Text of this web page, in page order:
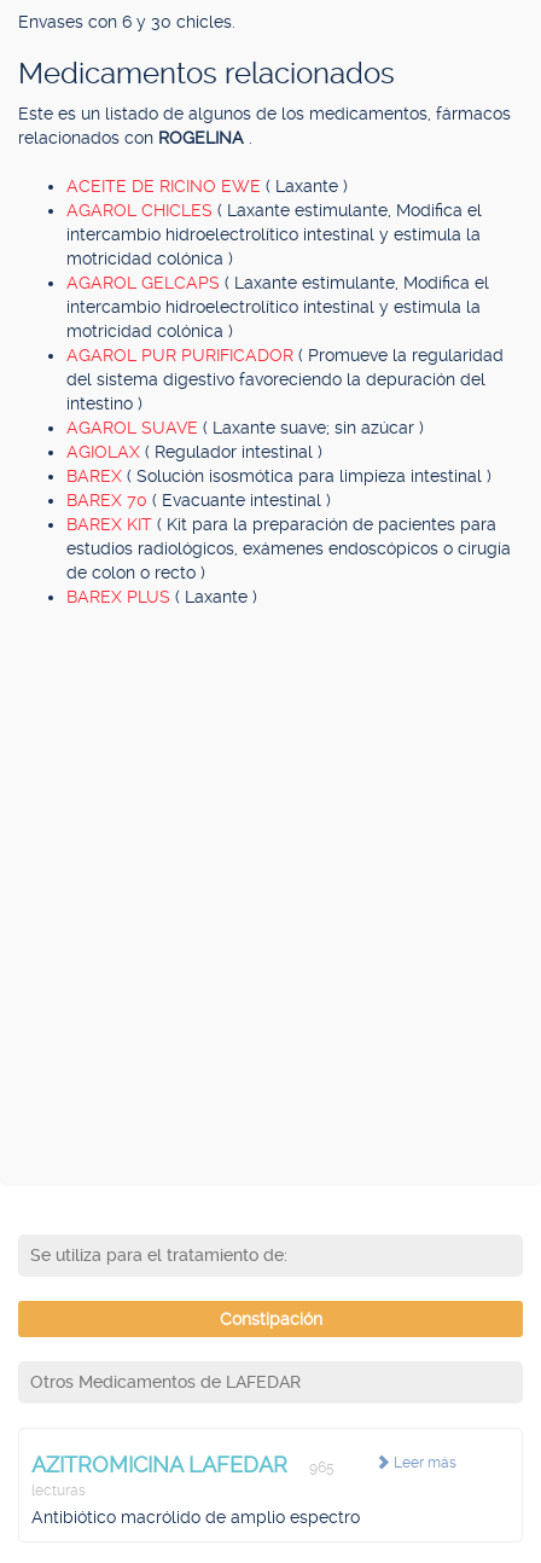
Envases con 6 y 30 chicles.
Medicamentos relacionados
Este es un listado de algunos de los medicamentos, fármacos
relacionados con ROGELINA
ACEITE DE RICINO EWE ( Laxante )
AGAROL CHICLES ( Laxante estimulante, Modifica el
intercambio hidroelectrolítico intestinal y estimula la
motricidad colónica )
AGAROL GELCAPS ( Laxante estimulante, Modifica el
intercambio hidroelectrolítico intestinal y estimula la
motricidad colónica )
AGAROL PUR PURIFICADOR ( Promueve la regularidad
del sistema digestivo favoreciendo la depuración del
intestino )
AGAROL SUAVE ( Laxante suave; sin azúcar )
AGIOLAX ( Regulador intestinal )
BAREX ( Solución isosmótica para limpieza intestinal )
BAREX 70 ( Evacuante intestinal )
BAREX KIT ( Kit para la preparación de pacientes para
estudios radiológicos, exámenes endoscópicos o cirugía
de colon o recto )
BAREX PLUS ( Laxante )
Se utiliza para el tratamiento de:
Constipación
Otros Medicamentos de LAFEDAR
Leer más
AZITROMICINA LAFEDAR
965
lecturas
Antibiótico macrólido de amplio espectro